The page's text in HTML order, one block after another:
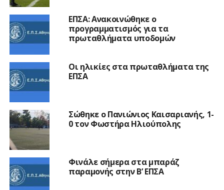
ΕΠΣΑ: Ανακοινώθηκε ο
προγραμματισμός για τα
πρωταθλήματα υποδομών
Οι ηλικίες στα πρωταθλήματα της
ΕΠΣΑ
Σώθηκε ο Πανιώνιος Καισαριανής, 1-
0 τον Φωστήρα Ηλιούπολης
Φινάλε σήμερα στα μπαράζ
παραμονής στην Β’ ΕΠΣΑ